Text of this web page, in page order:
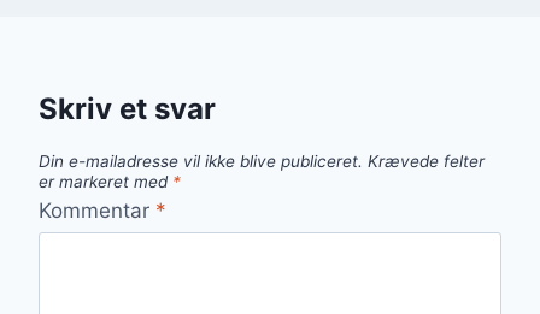
Skriv et svar
Din e-mailadresse vil ikke blive publiceret. Krævede felter
er markeret med *
Kommentar *